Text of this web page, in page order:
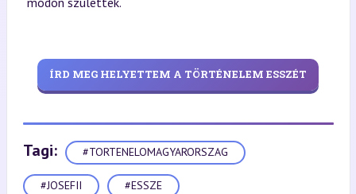
ÍRD MEG HELYETTEM A TÖRTÉNELEM ESSZÉT
Tagi: #TORTENELOMAGYARORSZAG
#JOSEFII #ESSZE